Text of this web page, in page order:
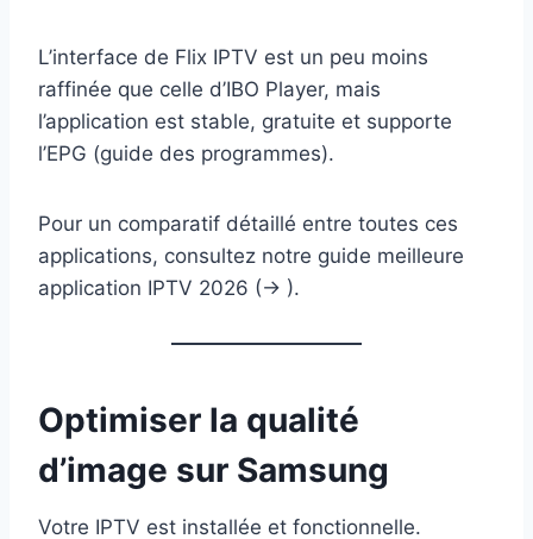
L’interface de Flix IPTV est un peu moins
raffinée que celle d’IBO Player, mais
l’application est stable, gratuite et supporte
l’EPG (guide des programmes).
Pour un comparatif détaillé entre toutes ces
applications, consultez notre guide meilleure
application IPTV 2026 (→ ).
Optimiser la qualité
d’image sur Samsung
Votre IPTV est installée et fonctionnelle.